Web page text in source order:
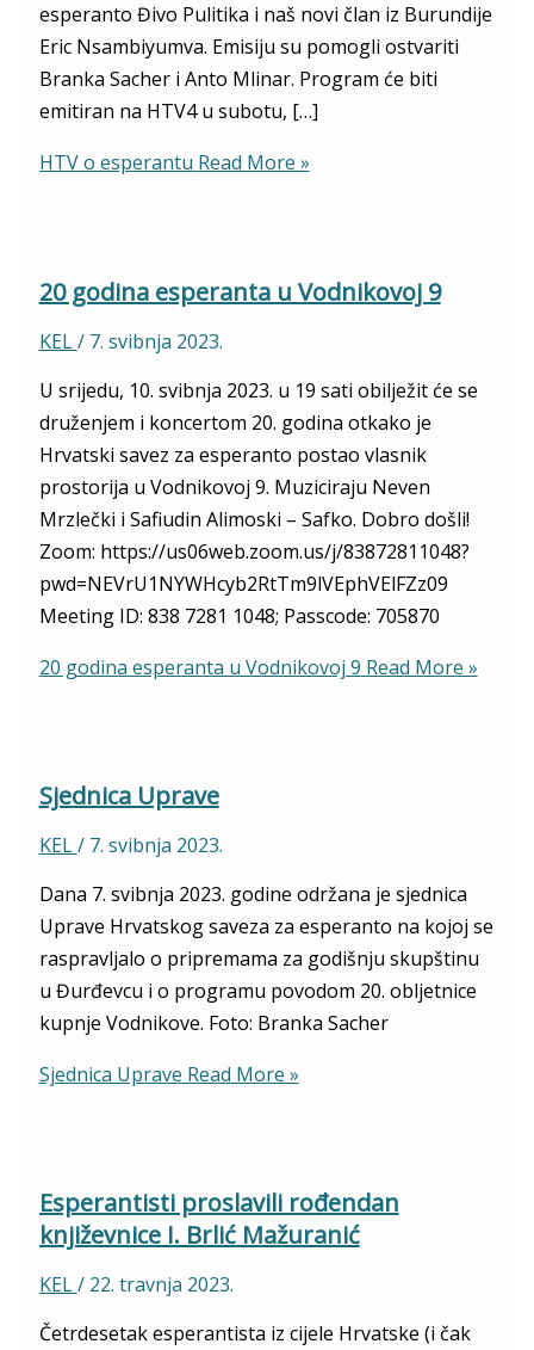
esperanto Đivo Pulitika i naš novi član iz Burundije
Eric Nsambiyumva. Emisiju su pomogli ostvariti
Branka Sacher i Anto Mlinar. Program će biti
emitiran na HTV4 u subotu, […]
HTV o esperantu Read More »
20 godina esperanta u Vodnikovoj 9
KEL/ 7. svibnja 2023.
U srijedu, 10. svibnja 2023. u 19 sati obilježit će se
druženjem i koncertom 20. godina otkako je
Hrvatski savez za esperanto postao vlasnik
prostorija u Vodnikovoj 9. Muziciraju Neven
Mrzlečki i Safiudin Alimoski – Safko. Dobro došli!
Zoom: https://us06web.zoom.us/j/83872811048?
pwd=NEVrU1NYWHcyb2RtTm9lVEphVElFZz09
Meeting ID: 838 7281 1048; Passcode: 705870
20 godina esperanta u Vodnikovoj 9 Read More »
Sjednica Uprave
KEL/ 7. svibnja 2023.
Dana 7. svibnja 2023. godine održana je sjednica
Uprave Hrvatskog saveza za esperanto na kojoj se
raspravljalo o pripremama za godišnju skupštinu
u Đurđevcu i o programu povodom 20. obljetnice
kupnje Vodnikove. Foto: Branka Sacher
Sjednica Uprave Read More »
Esperantisti proslavili rođendan
književnice I. Brlić Mažuranić
KEL/ 22. travnja 2023.
Četrdesetak esperantista iz cijele Hrvatske (i čak